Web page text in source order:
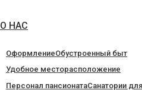
О НАС
ОформлениеОбустроенный быт
Удобное месторасположение
Персонал пансионатаСанатории